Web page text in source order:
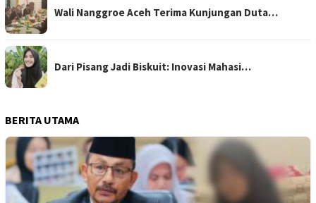
Wali Nanggroe Aceh Terima Kunjungan Duta…
Dari Pisang Jadi Biskuit: Inovasi Mahasi…
BERITA UTAMA